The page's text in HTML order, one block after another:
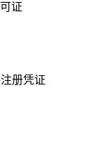
证
册凭证